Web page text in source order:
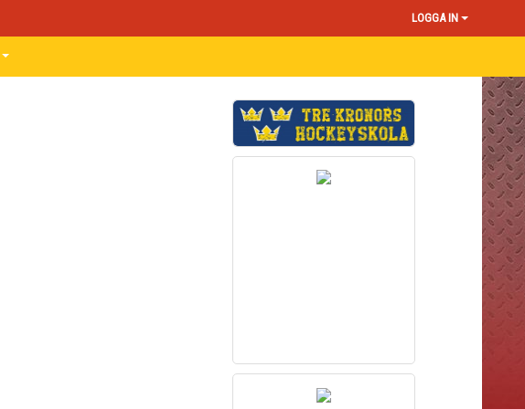
LOGGA IN